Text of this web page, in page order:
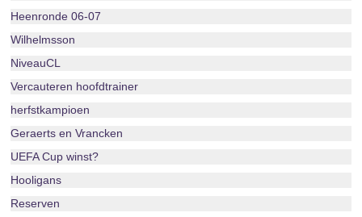
Heenronde 06-07
Wilhelmsson
NiveauCL
Vercauteren hoofdtrainer
herfstkampioen
Geraerts en Vrancken
UEFA Cup winst?
Hooligans
Reserven